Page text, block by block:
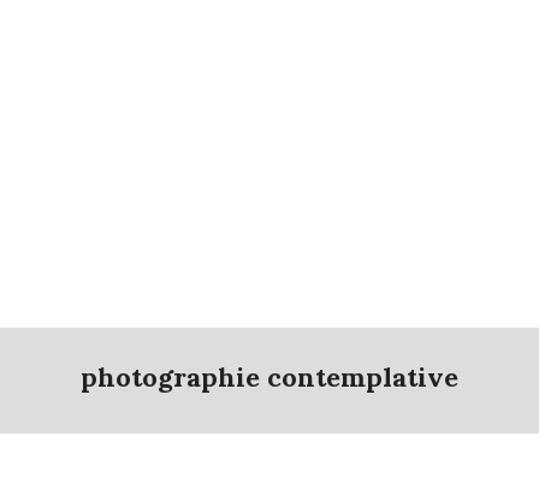
photographie contemplative